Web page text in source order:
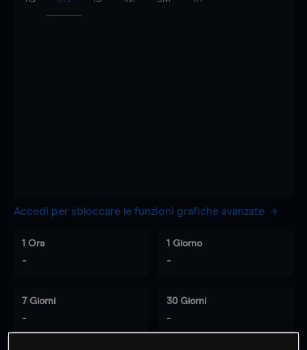
Accedi per sbloccare le funzioni grafiche avanzate
1 Ora
-
1 Giorno
-
7 Giorni
-
30 Giorni
-